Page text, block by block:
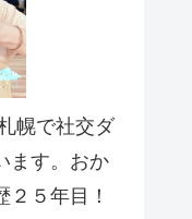
幌で社交ダ
ます。おか
５年目！